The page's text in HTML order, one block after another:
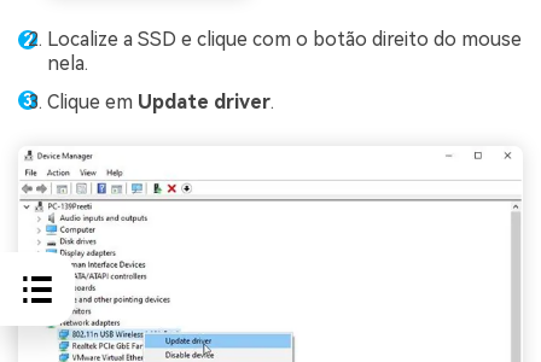
Localize a SSD e clique com o botão direito do mouse
nela.
Clique em Update driver.